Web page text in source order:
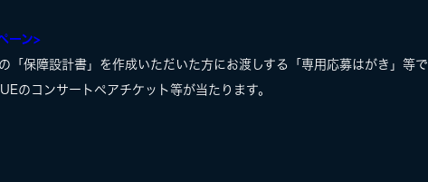
ーン>
保障設計書」を作成いただいた方にお渡しする「専用応募はがき」等で
のコンサートペアチケット等が当たります。